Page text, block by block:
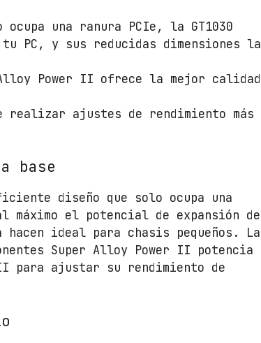
una ranura PCIe, la GT1030
PC, y sus reducidas dimensiones la
Power II ofrece la mejor calidad
realizar ajustes de rendimiento más
base
diseño que solo ocupa una
el potencial de expansión de
hacen ideal para chasis pequeños. La
Super Alloy Power II potencia
para ajustar su rendimiento de